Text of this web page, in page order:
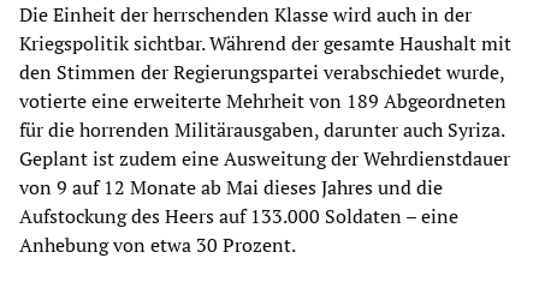
Die Einheit der herrschenden Klasse wird auch in der
Kriegspolitik sichtbar. Während der gesamte Haushalt mit
den Stimmen der Regierungspartei verabschiedet wurde,
votierte eine erweiterte Mehrheit von 189 Abgeordneten
für die horrenden Militärausgaben, darunter auch Syriza.
Geplant ist zudem eine Ausweitung der Wehrdienstdauer
von 9 auf 12 Monate ab Mai dieses Jahres und die
Aufstockung des Heers auf 133.000 Soldaten – eine
Anhebung von etwa 30 Prozent.